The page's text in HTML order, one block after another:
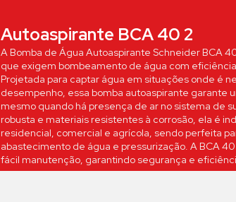
Autoaspirante BCA 40 2
A Bomba de Água Autoaspirante Schneider BCA
que exigem bombeamento de água com
Projetada para captar água em situações onde é
desempenho, essa bomba autoaspirante garante
mesmo quando há presença de ar no sistema de
robusta e materiais resistentes à corrosão, ela é
residencial, comercial e agrícola, sendo perfeita
abastecimento de água e pressurização. A BCA
fácil manutenção, garantindo segurança e